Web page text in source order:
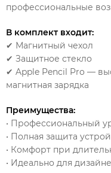
профессиональные
В комплект входит:
✔ Магнитный чехол
✔ Защитное стекло
✔ Apple Pencil Pro —
магнитная зарядка
Преимущества:
• Профессиональный
• Полная защита
• Комфорт при
• Идеально для